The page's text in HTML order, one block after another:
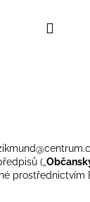
Hledat
(„